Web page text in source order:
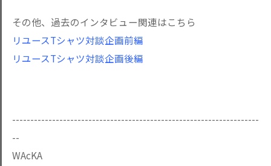
その他、過去のインタビュー関連はこちら
リユースTシャツ対談企画前編
リユースTシャツ対談企画後編
--------------------------------------------------------------------
--
WAcKA